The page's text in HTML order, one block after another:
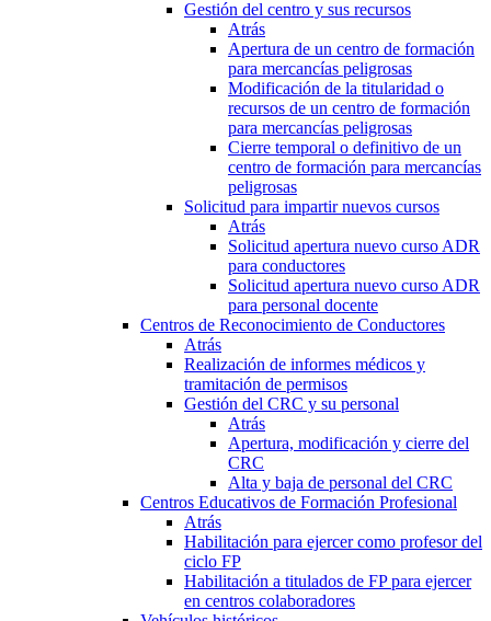
Gestión del centro y sus recursos
Atrás
Apertura de un centro de formación
para mercancías peligrosas
Modificación de la titularidad o
recursos de un centro de formación
para mercancías peligrosas
Cierre temporal o definitivo de un
centro de formación para mercancías
peligrosas
Solicitud para impartir nuevos cursos
Atrás
Solicitud apertura nuevo curso ADR
para conductores
Solicitud apertura nuevo curso ADR
para personal docente
Centros de Reconocimiento de Conductores
Atrás
Realización de informes médicos y
tramitación de permisos
Gestión del CRC y su personal
Atrás
Apertura, modificación y cierre del
CRC
Alta y baja de personal del CRC
Centros Educativos de Formación Profesional
Atrás
Habilitación para ejercer como profesor del
ciclo FP
Habilitación a titulados de FP para ejercer
en centros colaboradores